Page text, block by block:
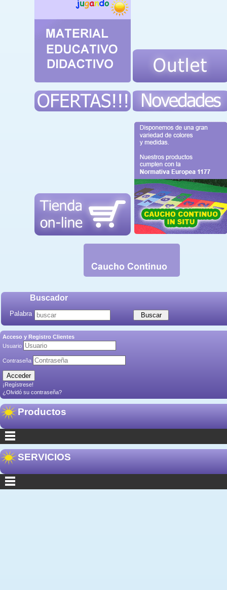
Buscador
Palabra
Acceso y Registro Clientes
Usuario
Contraseña
¡Regístrese!
¿Olvidó su contraseña?
Productos
SERVICIOS